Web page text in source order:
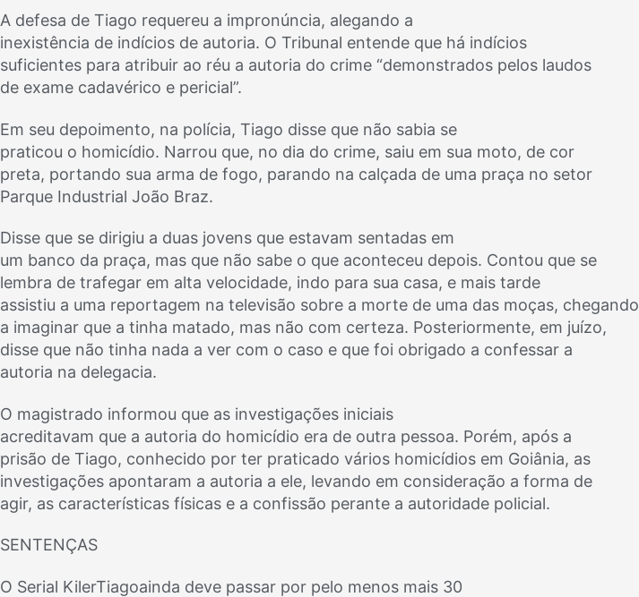
A defesa de Tiago requereu a impronúncia, alegando a
inexistência de indícios de autoria. O Tribunal entende que há indícios
suficientes para atribuir ao réu a autoria do crime “demonstrados pelos laudos
de exame cadavérico e pericial”.
Em seu depoimento, na polícia, Tiago disse que não sabia se
praticou o homicídio. Narrou que, no dia do crime, saiu em sua moto, de cor
preta, portando sua arma de fogo, parando na calçada de uma praça no setor
Parque Industrial João Braz.
Disse que se dirigiu a duas jovens que estavam sentadas em
um banco da praça, mas que não sabe o que aconteceu depois. Contou que se
lembra de trafegar em alta velocidade, indo para sua casa, e mais tarde
assistiu a uma reportagem na televisão sobre a morte de uma das moças, chegando
a imaginar que a tinha matado, mas não com certeza. Posteriormente, em juízo,
disse que não tinha nada a ver com o caso e que foi obrigado a confessar a
autoria na delegacia.
O magistrado informou que as investigações iniciais
acreditavam que a autoria do homicídio era de outra pessoa. Porém, após a
prisão de Tiago, conhecido por ter praticado vários homicídios em Goiânia, as
investigações apontaram a autoria a ele, levando em consideração a forma de
agir, as características físicas e a confissão perante a autoridade policial.
SENTENÇAS
O Serial KilerTiagoainda deve passar por pelo menos mais 30